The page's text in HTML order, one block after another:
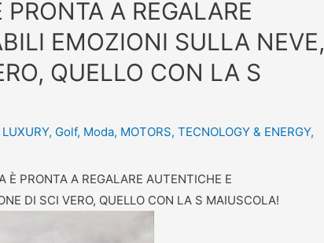
A REGALARE
EMOZIONI SULLA NEVE,
QUELLO CON LA S
, Golf, Moda, MOTORS, TECNOLOGY & ENERGY,
È PRONTA A REGALARE AUTENTICHE E
DI SCI VERO, QUELLO CON LA S MAIUSCOLA!